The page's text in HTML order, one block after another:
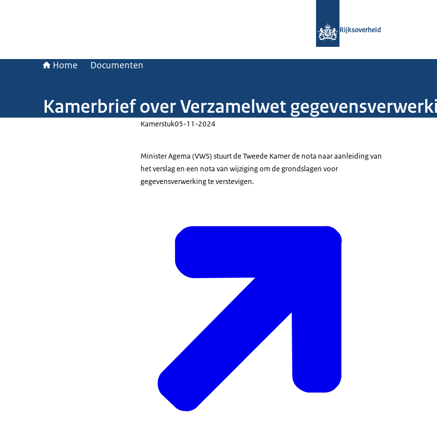
Rijksoverheid
Home Documenten
Kamerbrief over Verzamelwet
Kamerstuk05-11-2024
Minister Agema (VWS) stuurt de Tweede Kamer de nota naar aanleiding van
het verslag en een nota van wijziging om de grondslagen voor
gegevensverwerking te verstevigen.